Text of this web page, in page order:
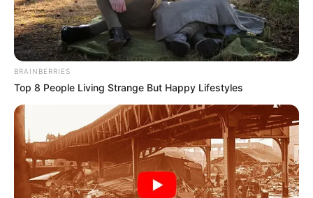
BRAINBERRIES
Top 8 People Living Strange But Happy Lifestyles